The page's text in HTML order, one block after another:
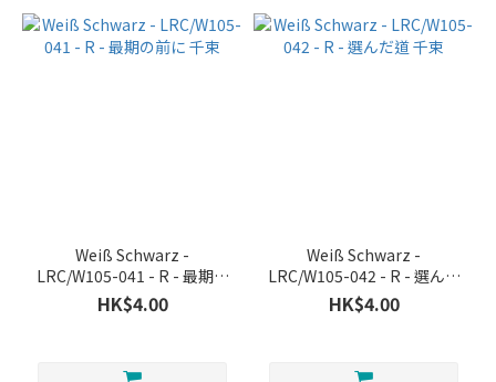
Weiß Schwarz -
LRC/W105-041 - R - 最期の
前に 千束
HK$4.00
Weiß Schwarz -
LRC/W105-042 - R - 選んだ
道 千束
HK$4.00